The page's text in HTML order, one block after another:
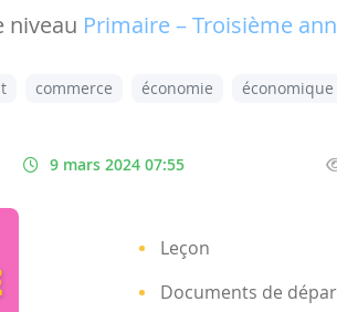
niveau Primaire – Troisième
commerce économie économique
9 mars 2024 07:55
Leçon
Documents de